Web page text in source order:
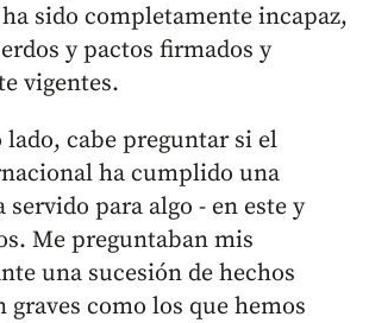
sido completamente incapaz,
y pactos firmados y
vigentes.
cabe preguntar si el
ha cumplido una
para algo - en este y
Me preguntaban mis
una sucesión de hechos
como los que hemos